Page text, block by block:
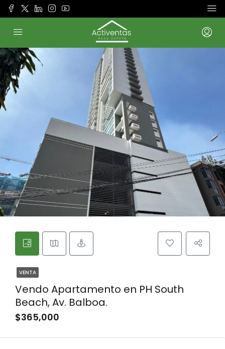
VENTA
Vendo Apartamento en PH South
Beach, Av. Balboa.
$365,000